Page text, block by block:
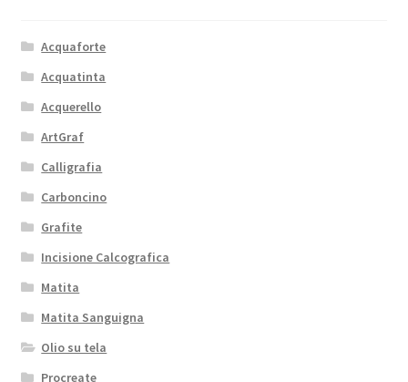
Acquaforte
Acquatinta
Acquerello
ArtGraf
Calligrafia
Carboncino
Grafite
Incisione Calcografica
Matita
Matita Sanguigna
Olio su tela
Procreate